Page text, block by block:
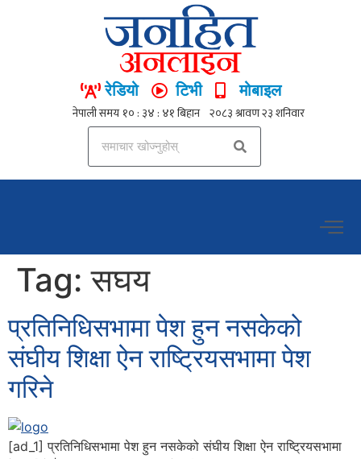
रेडियो टिभी मोबाइल
Tag:सघय
प्रतिनिधिसभामा पेश हुन नसकेको
संघीय शिक्षा ऐन राष्ट्रियसभामा पेश
गरिने
[ad_1] प्रतिनिधिसभामा पेश हुन नसकेको संघीय शिक्षा ऐन राष्ट्रियसभामा